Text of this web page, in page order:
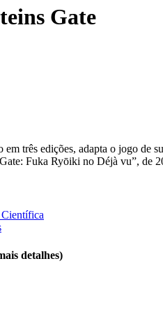
Gate
três edições, adapta o jogo de
Fuka Ryōiki no Déjà vu”, de
detalhes)